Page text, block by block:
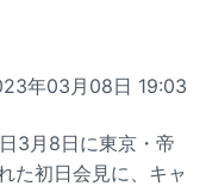
年03月08日 19:03
3月8日に東京・帝
た初日会見に、キャ